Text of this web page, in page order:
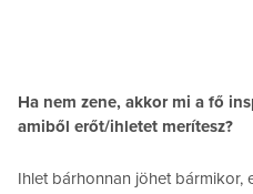
Ha nem zene, akkor mi a fő
amiből erőt/ihletet merítesz?
Ihlet bárhonnan jöhet bármikor,